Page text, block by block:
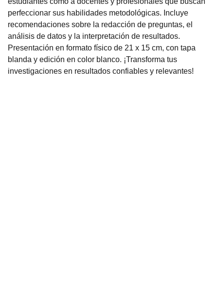
perfeccionar sus habilidades metodológicas. Incluye
recomendaciones sobre la redacción de preguntas, el
análisis de datos y la interpretación de resultados.
Presentación en formato físico de 21 x 15 cm, con tapa
blanda y edición en color blanco. ¡Transforma tus
investigaciones en resultados confiables y relevantes!